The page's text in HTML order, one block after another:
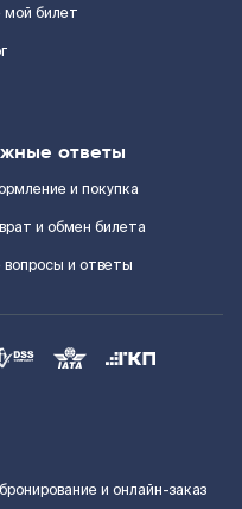
мой билет
ответы
и покупка
и обмен билета
вопросы и ответы
и онлайн-заказ